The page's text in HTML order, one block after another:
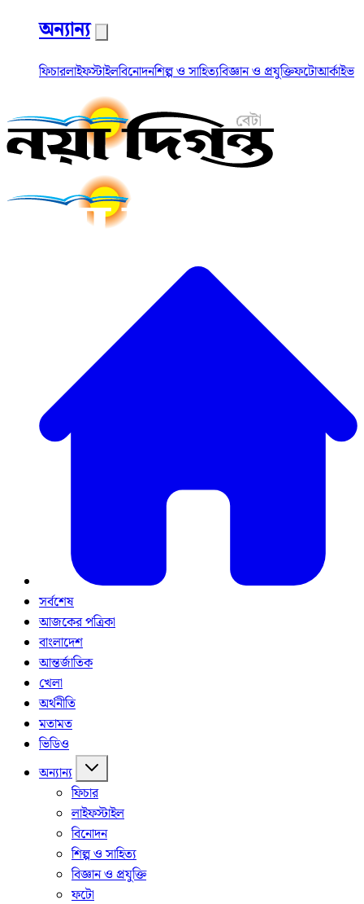
অন্যান্য
ফিচারলাইফস্টাইলবিনোদনশিল্প ও সাহিত্যবিজ্ঞান ও প্রযুক্তিফটোআর্কাইভ
সর্বশেষ
আজকের পত্রিকা
বাংলাদেশ
আন্তর্জাতিক
খেলা
অর্থনীতি
মতামত
ভিডিও
অন্যান্য
ফিচার
লাইফস্টাইল
বিনোদন
শিল্প ও সাহিত্য
বিজ্ঞান ও প্রযুক্তি
ফটো